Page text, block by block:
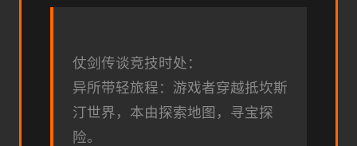
仗剑传谈竞技时处：
异所带轻旅程：游戏者穿越抵坎斯
汀世界，本由探索地图，寻宝探
险。